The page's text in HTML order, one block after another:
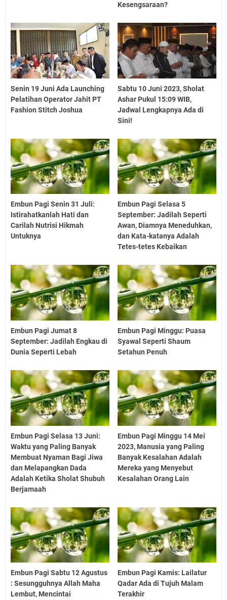
Kesengsaraan?
Senin 19 Juni Ada Launching
Pelatihan Operator Jahit PT
Fashion Stitch Joshua
Sabtu 10 Juni 2023, Sholat
Ashar Pukul 15:09 WIB,
Jadwal Lengkapnya Ada di
Sini!
Embun Pagi Senin 31 Juli:
Istirahatkanlah Hati dan
Carilah Nutrisi Hikmah
Untuknya
Embun Pagi Selasa 5
September: Jadilah Seperti
Awan, Diamnya Meneduhkan,
dan Kata-katanya Adalah
Tetes-tetes Kebaikan
Embun Pagi Jumat 8
September: Jadilah Engkau di
Dunia Seperti Lebah
Embun Pagi Minggu: Puasa
Syawal Seperti Shaum
Setahun Penuh
Embun Pagi Selasa 13 Juni:
Waktu yang Paling Banyak
Membuat Nyaman Bagi Jiwa
dan Melapangkan Dada
Adalah Ketika Sholat Shubuh
Berjamaah
Embun Pagi Minggu 14 Mei
2023, Manusia yang Paling
Banyak Kesalahan Adalah
Mereka yang Menyebut
Kesalahan Orang Lain
Embun Pagi Sabtu 12 Agustus
: Sesungguhnya Allah Maha
Lembut, Mencintai
Embun Pagi Kamis: Lailatur
Qadar Ada di Tujuh Malam
Terakhir